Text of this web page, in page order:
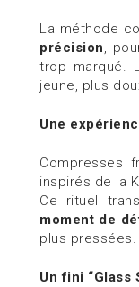
La méthode
précision,
trop marqué.
jeune, plus
Une
Compresses
inspirés de la
Ce rituel
moment de
plus pressées.
Un fini “Glass